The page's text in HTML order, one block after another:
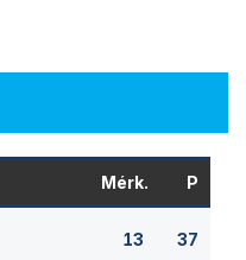
Mérk. P
13 37